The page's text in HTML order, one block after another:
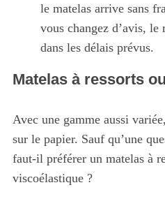
le matelas arrive sans
vous changez d’avis,
dans les délais prévus.
Matelas à ressorts
Avec une gamme aussi
sur le papier. Sauf qu’une
faut-il préférer un matelas à
viscoélastique ?